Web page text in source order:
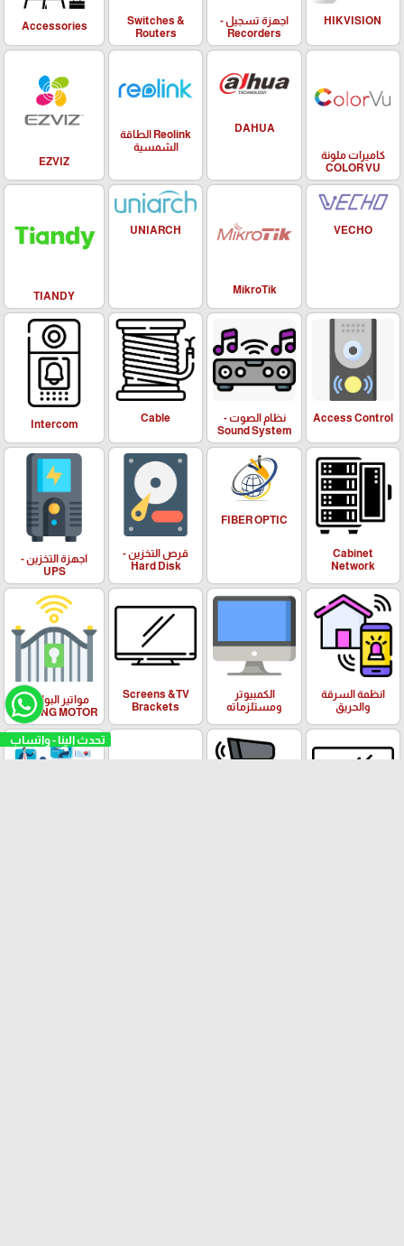
تحدث الينا - واتساب
HIKVISION
اجهزة تسجيل -
Recorders
Switches &
Routers
Accessories
كاميرات ملونة
COLOR VU
DAHUA
Reolink الطاقة
الشمسية
EZVIZ
VECHO
MikroTik
UNIARCH
TIANDY
Access Control
نظام الصوت -
Sound System
Cable
Intercom
Cabinet
Network
FIBER OPTIC
قرص التخزين -
Hard Disk
اجهزة التخزين -
UPS
انظمة السرقة
والحريق
الكمبيوتر
ومستلزماته
Screens &TV
Brackets
مواتير البوابات -
SLIDING MOTOR